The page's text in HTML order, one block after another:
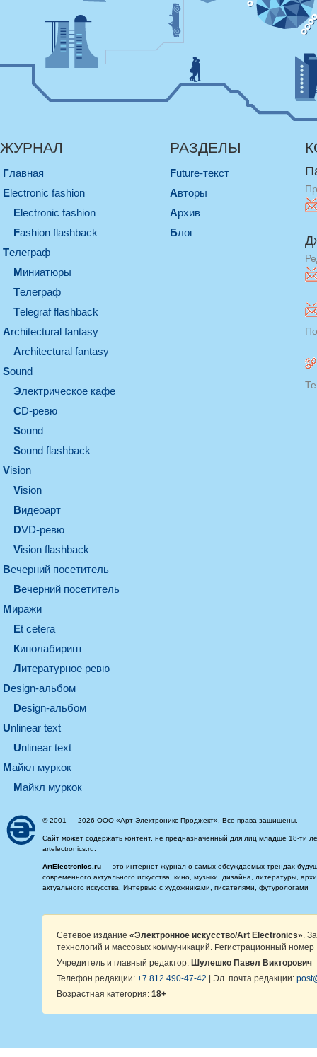
ЖУРНАЛ
Главная
electronic fashion
electronic fashion
Fashion flashback
телеграф
миниатюры
телеграф
Telegraf flashback
architectural fantasy
architectural fantasy
sound
электрическое кафе
CD-ревю
sound
Sound flashback
vision
vision
видеоарт
DVD-ревю
Vision flashback
вечерний посетитель
вечерний посетитель
миражи
et cetera
кинолабиринт
литературное ревю
design-альбом
design-альбом
unlinear text
Unlinear text
майкл муркок
майкл муркок
РАЗДЕЛЫ
Future-текст
Авторы
Архив
Блог
© 2001 — 2026 ООО «Арт Электроникс Проджект». Все права защищены.
Сайт может содержать контент, не предназначенный для лиц младше 18-ти
artelectronics.ru.
ArtElectronics.ru — это интернет-журнал о самых обсуждаемых трендах
современного актуального искусства, кино, музыки, дизайна, литературы,
актуального искусства. Интервью с художниками, писателями, футурологами
Сетевое издание «Электронное искусство/Art Electronics» .
технологий и массовых коммуникаций. Регистрационный
Учредитель и главный редактор: Шулешко Павел Викторович
Телефон редакции: +7 812 490-47-42 | Эл. почта редакции:
Возрастная категория: 18+